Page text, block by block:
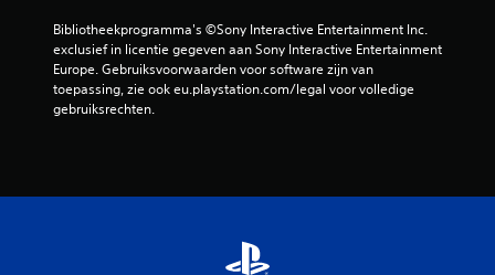
Bibliotheekprogramma's ©Sony Interactive Entertainment Inc.
exclusief in licentie gegeven aan Sony Interactive Entertainment
Europe. Gebruiksvoorwaarden voor software zijn van
toepassing, zie ook eu.playstation.com/legal voor volledige
gebruiksrechten.